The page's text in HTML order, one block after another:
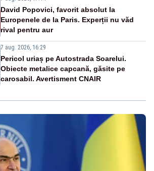
David Popovici, favorit absolut la
Europenele de la Paris. Experții nu văd
rival pentru aur
7 aug. 2026, 16:29
Pericol uriaș pe Autostrada Soarelui.
Obiecte metalice capcană, găsite pe
carosabil. Avertisment CNAIR